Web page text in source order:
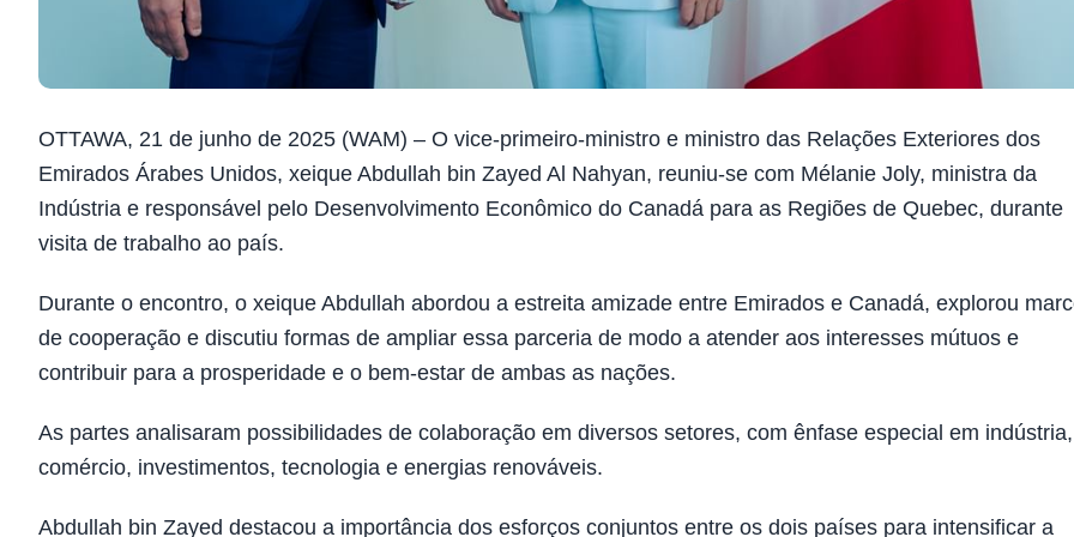
OTTAWA, 21 de junho de 2025 (WAM) – O vice-primeiro-ministro e ministro das Relações Exteriores dos
Emirados Árabes Unidos, xeique Abdullah bin Zayed Al Nahyan, reuniu-se com Mélanie Joly, ministra da
Indústria e responsável pelo Desenvolvimento Econômico do Canadá para as Regiões de Quebec, durante
visita de trabalho ao país.
Durante o encontro, o xeique Abdullah abordou a estreita amizade entre Emirados e Canadá, explorou
de cooperação e discutiu formas de ampliar essa parceria de modo a atender aos interesses mútuos e
contribuir para a prosperidade e o bem-estar de ambas as nações.
As partes analisaram possibilidades de colaboração em diversos setores, com ênfase especial em indústria,
comércio, investimentos, tecnologia e energias renováveis.
Abdullah bin Zayed destacou a importância dos esforços conjuntos entre os dois países para intensificar a